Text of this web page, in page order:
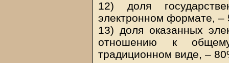
12) доля
электронном формате, –
13) доля оказанных
отношению к
традиционном виде, –